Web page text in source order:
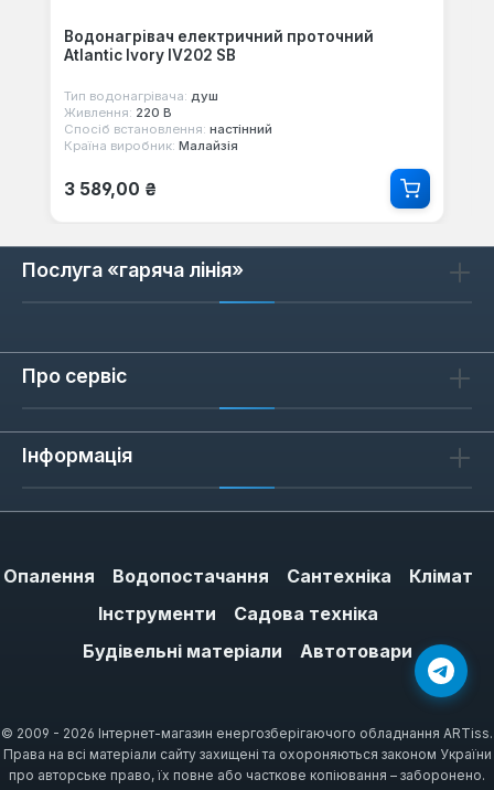
Водонагрівач електричний проточний
Atlantic Ivory IV202 SB
Тип водонагрівача: душ
Живлення: 220 В
Спосіб встановлення: настінний
Країна виробник: Малайзія
Звичайна ціна:
3 589,00 ₴
Послуга «гаряча лінія»
Про сервіс
Інформація
Опалення Водопостачання Сантехніка
Клімат
Інструменти
Садова техніка
Будівельні матеріали
Автотовари
© 2009 - 2026 Інтернет-магазин енергозберігаючого обладнання ARTiss.
Права на всі матеріали сайту захищені та охороняються законом України
про авторське право, їх повне або часткове копіювання – заборонено.